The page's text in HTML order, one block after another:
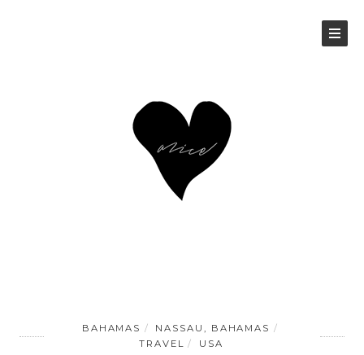
BAHAMAS
NASSAU, BAHAMAS
TRAVEL
USA